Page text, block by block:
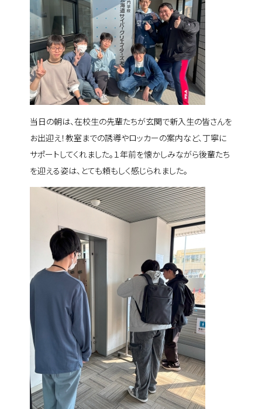
当日の朝は、在校生の先輩たちが玄関で新入生の皆さんを
お出迎え！教室までの誘導やロッカーの案内など、丁寧に
サポートしてくれました。１年前を懐かしみながら後輩たち
を迎える姿は、とても頼もしく感じられました。